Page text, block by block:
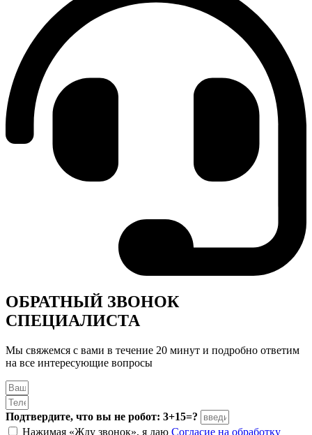
ОБРАТНЫЙ ЗВОНОК
СПЕЦИАЛИСТА
Мы свяжемся с вами в течение 20 минут и подробно ответим
на все интересующие вопросы
Подтвердите, что вы не робот: 3+15=?
Нажимая «Жду звонок», я даю Согласие на обработку